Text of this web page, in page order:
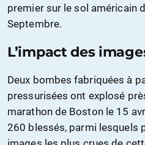
premier sur le sol américain
Septembre.
L’impact des
Deux bombes fabriquées à
pressurisées ont explosé
marathon de Boston le 15
260 blessés, parmi lesquels